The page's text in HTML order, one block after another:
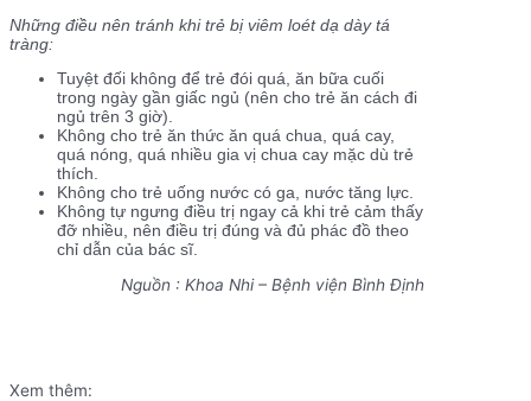
Những điều nên tránh khi trẻ bị viêm loét dạ dày tá
tràng:
Tuyệt đối không để trẻ đói quá, ăn bữa cuối
trong ngày gần giấc ngủ (nên cho trẻ ăn cách đi
ngủ trên 3 giờ).
Không cho trẻ ăn thức ăn quá chua, quá cay,
quá nóng, quá nhiều gia vị chua cay mặc dù trẻ
thích.
Không cho trẻ uống nước có ga, nước tăng lực.
Không tự ngưng điều trị ngay cả khi trẻ cảm thấy
đỡ nhiều, nên điều trị đúng và đủ phác đồ theo
chỉ dẫn của bác sĩ.
Nguồn : Khoa Nhi – Bệnh viện Bình Định
Xem thêm: